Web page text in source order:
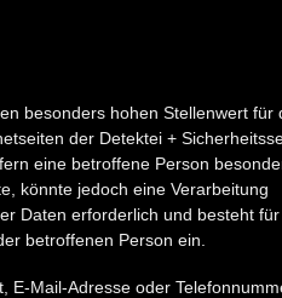
besonders hohen Stellenwert für
der Detektei +
eine betroffene Person
könnte jedoch eine Verarbeitung
Daten erforderlich und besteht
betroffenen Person ein.
E-Mail-Adresse oder